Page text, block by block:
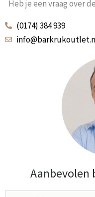
Heb je een vraag over
(0174) 384 939
Aanbevolen